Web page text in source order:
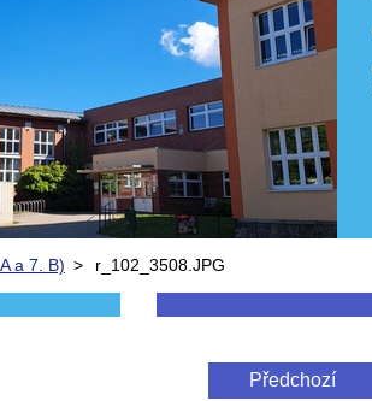
a 7. B) > r_102_3508.JPG
Předchozí